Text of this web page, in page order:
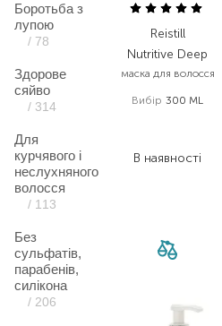
Боротьба з
лупою
/ 78
Здорове
сяйво
/ 314
Для
курчявого і
неслухняного
волосся
/ 113
Без
сульфатів,
парабенів,
силікона
/ 206
Reistill
Nutritive Deep
маска для волосся
Вибір 300 ML
В наявності